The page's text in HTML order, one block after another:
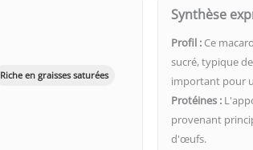
Riche en graisses saturées
Synthèse
Profil : Ce
sucré, typique
important pour
Protéines :
provenant
d'œufs.